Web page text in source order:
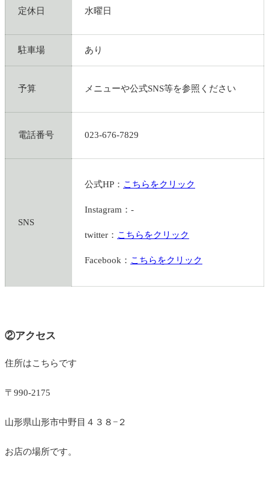
定休日 水曜日
駐車場 あり
予算 メニューや公式SNS等を参照ください
電話番号 023-676-7829
SNS
公式HP： こちらをクリック
Instagram：-
twitter： こちらをクリック
Facebook： こちらをクリック
②アクセス
住所はこちらです
〒990-2175
山形県山形市中野目４３８−２
お店の場所です。